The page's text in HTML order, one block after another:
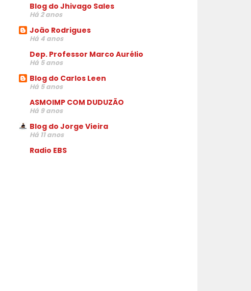
Blog do Jhivago Sales
Há 2 anos
João Rodrigues
Há 4 anos
Dep. Professor Marco Aurélio
Há 5 anos
Blog do Carlos Leen
Há 5 anos
ASMOIMP COM DUDUZÃO
Há 9 anos
Blog do Jorge Vieira
Há 11 anos
Radio EBS